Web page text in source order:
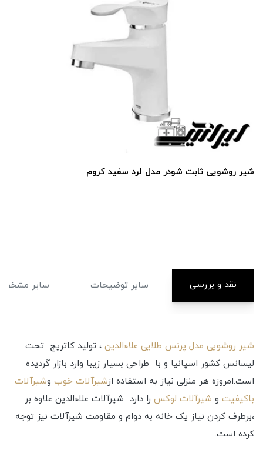
شیر روشویی ثابت شودر مدل لرد سفید کروم
نقد و بررسی سایر توضیحات سایر
شیر روشویی مدل پرنس طلایی علاءالدین ، تولید کاتریج تحت
لیسانس کشور اسپانیا و با طراحی بسیار زیبا وارد بازار گردیده
است.امروزه هر منزلی نیاز به استفاده ازشیرآلات خوب وشیرآلات
باکیفیت و شیرآلات لوکس را دارد شیرآلات علاءالدین علاوه بر
،برطرف کردن نیاز یک خانه به دوام و مقاومت شیرآلات نیز توجه
کرده است.